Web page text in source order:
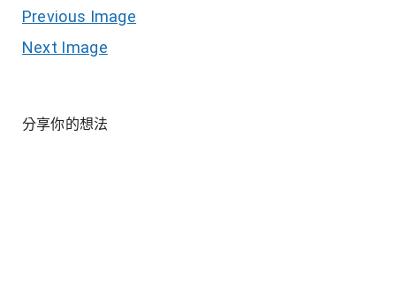
Previous Image
Next Image
分享你的想法